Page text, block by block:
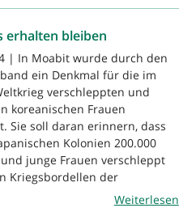
erhalten bleiben
| In Moabit wurde durch den
ein Denkmal für die im
verschleppten und
koreanischen Frauen
Sie soll daran erinnern, dass
Kolonien 200.000
junge Frauen verschleppt
Kriegsbordellen der
Weiterlesen